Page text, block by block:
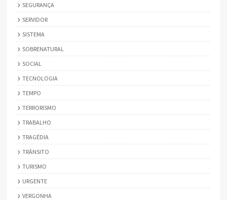
SEGURANÇA
SERVIDOR
SISTEMA
SOBRENATURAL
SOCIAL
TECNOLOGIA
TEMPO
TERRORISMO
TRABALHO
TRAGÉDIA
TRÂNSITO
TURISMO
URGENTE
VERGONHA